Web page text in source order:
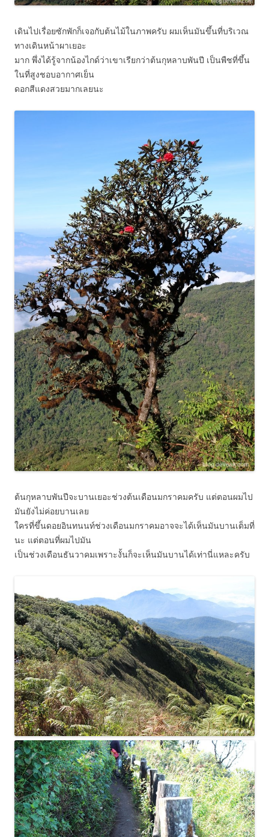
เดินไปเรื่อยซักพักก็เจอกับต้นไม้ในภาพครับ ผมเห็นมันขึ้นที่บริเวณ
ทางเดินหน้าผาเยอะ
มาก พึ่งได้รู้จากน้องไกด์ว่าเขาเรียกว่าต้นกุหลาบพันปี เป็นพืชที่ขึ้น
ในที่สูงชอบอากาศเย็น
ดอกสีแดงสวยมากเลยนะ
ต้นกุหลาบพันปีจะบานเยอะช่วงต้นเดือนมกราคมครับ แต่ตอนผมไป
มันยังไม่ค่อยบานเลย
ใครที่ขึ้นดอยอินทนนท์ช่วงเดือนมกราคมอาจจะได้เห็นมันบานเต็มที่
นะ แต่ตอนที่ผมไปมัน
เป็นช่วงเดือนธันวาคมเพราะงั้นก็จะเห็นมันบานได้เท่านี่แหละครับ